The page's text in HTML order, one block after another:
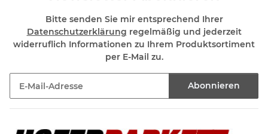
Bitte senden Sie mir entsprechend Ihrer
Datenschutzerklärung regelmäßig und jederzeit
widerruflich Informationen zu Ihrem Produktsortiment
per E-Mail zu.
Abonnieren